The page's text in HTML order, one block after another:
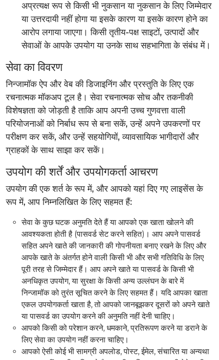
अप्रत्यक्ष रूप से किसी भी नुकसान या नुकसान के लिए जिम्मेदार
या उत्तरदायी नहीं होगा या इसके कारण या इसके कारण होने का
आरोप लगाया जाएगा। किसी तृतीय-पक्ष साइटों, उत्पादों और
सेवाओं के आपके उपयोग या उनके साथ सहभागिता के संबंध में।
सेवा का विवरण
निन्जामॉक ऐप और वेब की डिजाइनिंग और प्रस्तुति के लिए एक
रचनात्मक मॉकअप टूल है। सेवा रचनात्मक सोच और तकनीकी
विशेषज्ञता को जोड़ती है ताकि आप अपनी उच्च गुणवत्ता वाली
परियोजनाओं को निर्बाध रूप से बना सकें, उन्हें अपने उपकरणों पर
परीक्षण कर सकें, और उन्हें सहयोगियों, व्यावसायिक भागीदारों और
ग्राहकों के साथ साझा कर सकें।
उपयोग की शर्तें और उपयोगकर्ता आचरण
उपयोग की एक शर्त के रूप में, और आपको यहां दिए गए लाइसेंस के
रूप में, आप निम्नलिखित के लिए सहमत हैं:
सेवा के कुछ घटक अनुमति देते हैं या आपको एक खाता खोलने की
आवश्यकता होती है (पासवर्ड सेट करने सहित)। आप अपने पासवर्ड
सहित अपने खाते की जानकारी की गोपनीयता बनाए रखने के लिए और
आपके खाते के अंतर्गत होने वाली किसी भी और सभी गतिविधि के लिए
पूरी तरह से जिम्मेदार हैं। आप अपने खाते या पासवर्ड के किसी भी
अनधिकृत उपयोग, या सुरक्षा के किसी अन्य उल्लंघन के बारे में
निन्जामॉक को तुरंत सूचित करने के लिए सहमत हैं। यदि आपका खाता
एकल उपयोगकर्ता खाता है, तो आपको जानबूझकर दूसरों को अपने खाते
या पासवर्ड का उपयोग करने की अनुमति नहीं देनी चाहिए।
आपको किसी को परेशान करने, धमकाने, प्रतिरूपण करने या डराने के
लिए सेवा का उपयोग नहीं करना चाहिए।
आपको ऐसी कोई भी सामग्री अपलोड, पोस्ट, ईमेल, संचारित या अन्यथा